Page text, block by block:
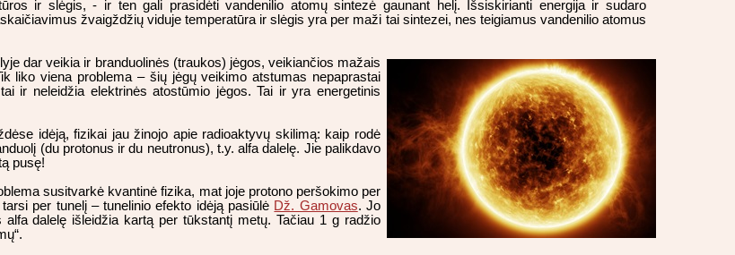
ir slėgis, - ir ten gali prasidėti vandenilio atomų sintezė gaunant helį. Išsiskirianti energija ir sudaro
žvaigždžių viduje temperatūra ir slėgis yra per maži tai sintezei, nes teigiamus vandenilio atomus
dar veikia ir branduolinės (traukos) jėgos, veikiančios mažais
liko viena problema – šių jėgų veikimo atstumas nepaprastai
ir neleidžia elektrinės atostūmio jėgos. Tai ir yra energetinis
idėją, fizikai jau žinojo apie radioaktyvų skilimą: kaip rodė
(du protonus ir du neutronus), t.y. alfa dalelę. Jie palikdavo
pusę!
susitvarkė kvantinė fizika, mat joje protono peršokimo per
per tunelį – tunelinio efekto idėją pasiūlė Dž. Gamovas. Jo
dalelę išleidžia kartą per tūkstantį metų. Tačiau 1 g radžio